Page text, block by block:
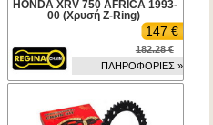
HONDA XRV 750 AFRICA 1993-
00 (Χρυσή Z-Ring)
147 €
182.28 €
ΠΛΗΡΟΦΟΡΙΕΣ »